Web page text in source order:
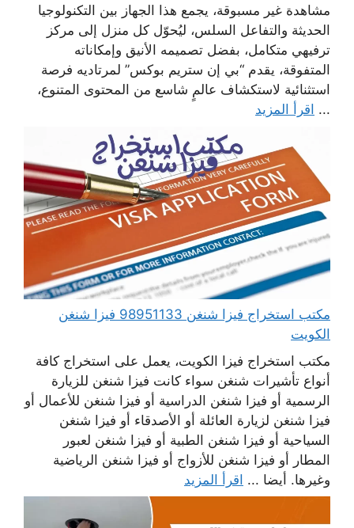
مشاهدة غير مسبوقة، يجمع هذا الجهاز بين التكنولوجيا
الحديثة والتفاعل السلس، ليُحوّل كل منزل إلى مركز
ترفيهي متكامل، بفضل تصميمه الأنيق وإمكاناته
المتفوقة، يقدم “بي إن ستريم بوكس” لمرتاديه فرصة
استثنائية لاستكشاف عالمٍ شاسع من المحتوى المتنوع،
... اقرأ المزيد
مكتب استخراج فيزا شنغن 98951133 فيزا شنغن
الكويت
مكتب استخراج فيزا الكويت، يعمل على استخراج كافة
أنواع تأشيرات شنغن سواء كانت فيزا شنغن للزيارة
الرسمية أو فيزا شنغن الدراسية أو فيزا شنغن للأعمال أو
فيزا شنغن لزيارة العائلة أو الأصدقاء أو فيزا شنغن
السياحية أو فيزا شنغن الطبية أو فيزا شنغن لعبور
المطار أو فيزا شنغن للأزواج أو فيزا شنغن الرياضية
وغيرها. أيضا ... اقرأ المزيد